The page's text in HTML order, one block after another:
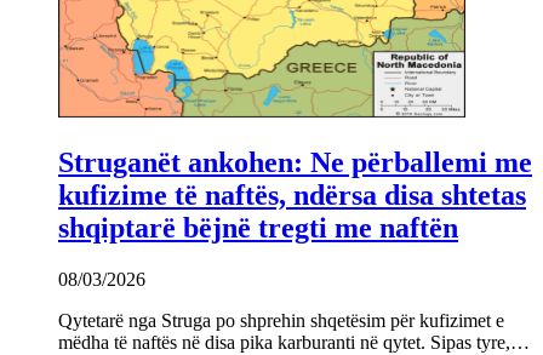
Struganët ankohen: Ne përballemi me
kufizime të naftës, ndërsa disa shtetas
shqiptarë bëjnë tregti me naftën
08/03/2026
Qytetarë nga Struga po shprehin shqetësim për kufizimet e
mëdha të naftës në disa pika karburanti në qytet. Sipas tyre,…